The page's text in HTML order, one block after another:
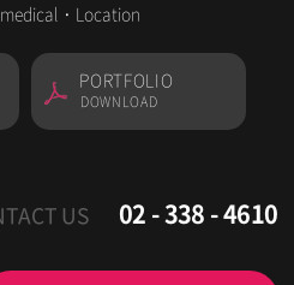
· Location
PORTFOLIO
DOWNLOAD
US 02 - 338 - 4610